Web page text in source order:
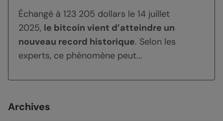
Échangé à 123 205 dollars le 14 juillet
2025, le bitcoin vient d’atteindre un
nouveau record historique. Selon les
experts, ce phénomène peut...
Archives